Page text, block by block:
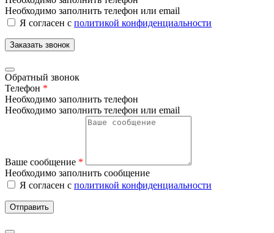
Необходимо заполнить телефон или email
Я согласен с политикой конфиденциальности
Заказать звонок
Обратный звонок
Телефон *
Необходимо заполнить телефон
Необходимо заполнить телефон или email
Ваше сообщение *
Необходимо заполнить сообщение
Я согласен с политикой конфиденциальности
Отправить